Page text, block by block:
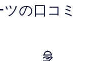
の口コミ